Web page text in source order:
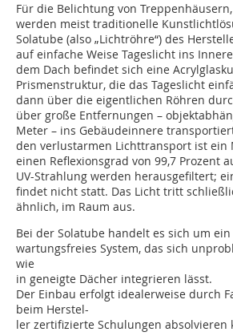
Für die Belichtung von
werden meist traditionelle
Solatube (also „Lichtröhre“) des
auf einfache Weise Tageslicht ins
dem Dach befindet sich eine
Prismenstruktur, die das Tageslicht
dann über die eigentlichen Röhren
über große Entfernungen –
Meter – ins Gebäudeinnere
den verlustarmen Lichttransport ist ein
einen Reflexionsgrad von 99,7 Prozent
UV-Strahlung werden herausgefiltert;
findet nicht statt. Das Licht tritt
ähnlich, im Raum aus.
Bei der Solatube handelt es sich um ein
wartungsfreies System, das sich
wie
in geneigte Dächer integrieren lässt.
Der Einbau erfolgt idealerweise durch
beim Herstel-
ler zertifizierte Schulungen absolvieren